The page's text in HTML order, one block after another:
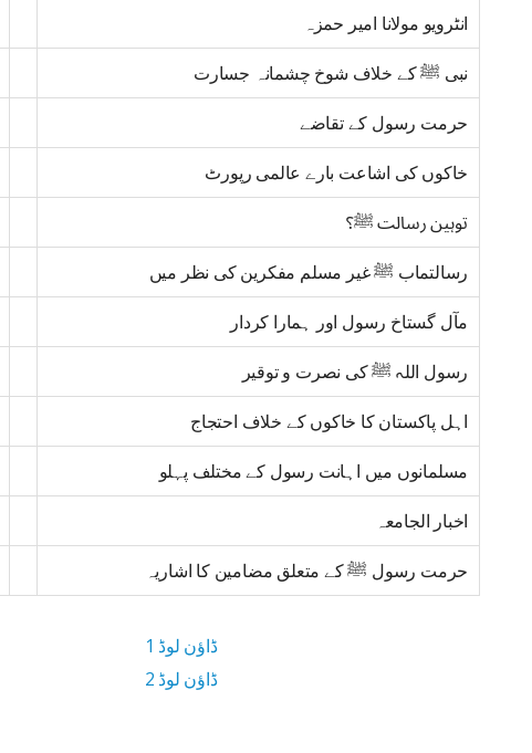
انٹرویو مولانا امیر حمزہ
نبی ﷺ کے خلاف شوخ چشمانہ جسارت
حرمت رسول کے تقاضے
خاکوں کی اشاعت بارے عالمی رپورٹ
توہین رسالت ﷺ؟
رسالتماب ﷺ غیر مسلم مفکرین کی نظر میں
مآل گستاخ رسول اور ہمارا کردار
رسول اللہ ﷺ کی نصرت و توقیر
اہل پاکستان کا خاکوں کے خلاف احتجاج
مسلمانوں میں اہانت رسول کے مختلف پہلو
اخبار الجامعہ
حرمت رسول ﷺ کے متعلق مضامین کا اشاریہ
ڈاؤن لوڈ 1
ڈاؤن لوڈ 2